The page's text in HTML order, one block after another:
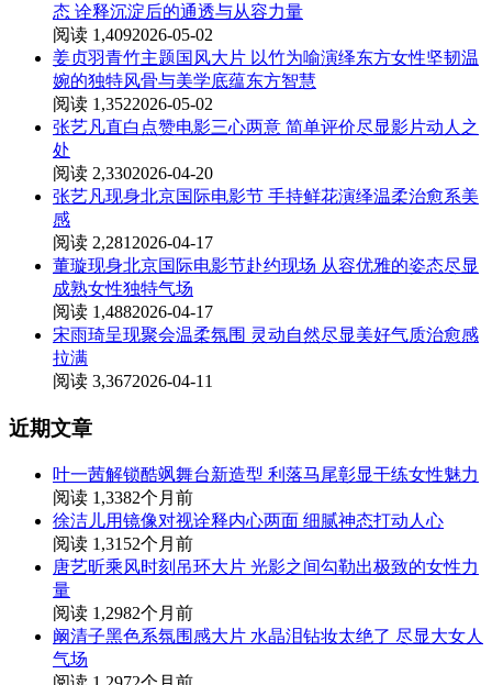
态 诠释沉淀后的通透与从容力量
阅读 1,4092026-05-02
姜贞羽青竹主题国风大片 以竹为喻演绎东方女性坚韧温
婉的独特风骨与美学底蕴东方智慧
阅读 1,3522026-05-02
张艺凡直白点赞电影三心两意 简单评价尽显影片动人之
处
阅读 2,3302026-04-20
张艺凡现身北京国际电影节 手持鲜花演绎温柔治愈系美
感
阅读 2,281 2026-04-17
董璇现身北京国际电影节赴约现场 从容优雅的姿态尽显
成熟女性独特气场
阅读 1,4882026-04-17
宋雨琦呈现聚会温柔氛围 灵动自然尽显美好气质治愈感
拉满
阅读 3,3672026-04-11
近期文章
叶一茜解锁酷飒舞台新造型 利落马尾彰显干练女性魅力
阅读 1,3382个月前
徐洁儿用镜像对视诠释内心两面 细腻神态打动人心
阅读 1,3152个月前
唐艺昕乘风时刻吊环大片 光影之间勾勒出极致的女性力
量
阅读 1,2982个月前
阚清子黑色系氛围感大片 水晶泪钻妆太绝了 尽显大女人
气场